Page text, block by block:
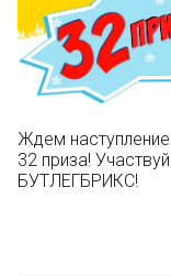
Ждем
32 приза!
БУТЛЕГБРИКС!